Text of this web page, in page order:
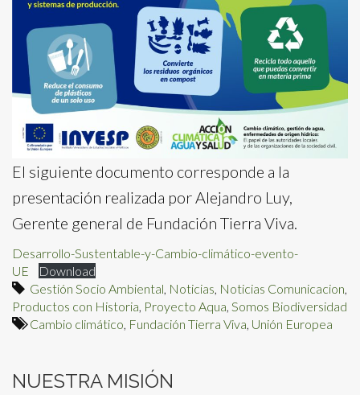
El siguiente documento corresponde a la
presentación realizada por Alejandro Luy,
Gerente general de Fundación Tierra Viva.
Desarrollo-Sustentable-y-Cambio-climático-evento-
UE
Download
Gestión Socio Ambiental, Noticias, Noticias Comunicacion,
Productos con Historia, Proyecto Aqua, Somos Biodiversidad
Cambio climático, Fundación Tierra Viva, Unión Europea
NUESTRA MISIÓN